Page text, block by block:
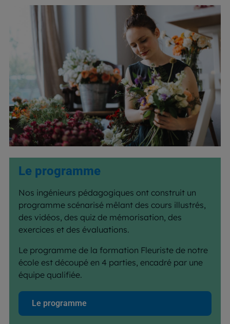
Le programme
Nos ingénieurs pédagogiques ont construit un
programme scénarisé mêlant des cours illustrés,
des vidéos, des quiz de mémorisation, des
exercices et des évaluations.
Le programme de la formation Fleuriste de notre
école est découpé en 4 parties, encadré par une
équipe qualifiée.
Le programme